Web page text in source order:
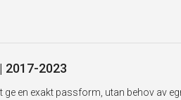
2017-2023
en exakt passform, utan behov av